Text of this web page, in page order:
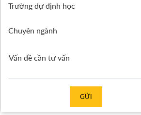
Trường dự định học
Chuyên ngành
GỬI